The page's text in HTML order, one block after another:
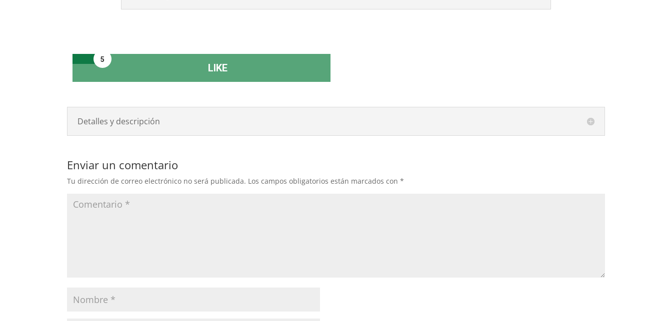
5
LIKE
Detalles y descripción
Enviar un comentario
Tu dirección de correo electrónico no será publicada. Los campos obligatorios están marcados con*